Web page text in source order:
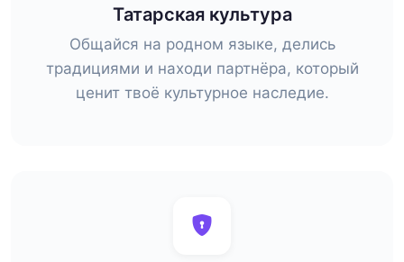
Татарская культура
Общайся на родном языке, делись
традициями и находи партнёра, который
ценит твоё культурное наследие.